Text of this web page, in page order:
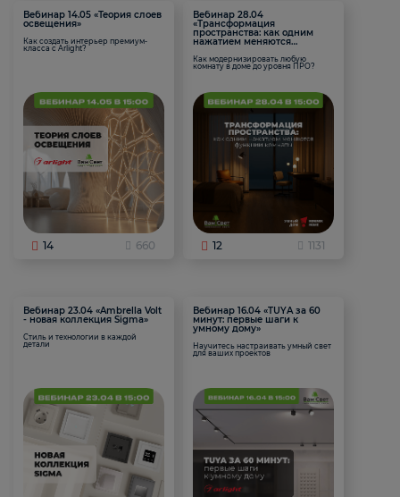
Вебинар 14.05 «Теория слоев
освещения»
Как создать интерьер премиум-
класса с Arlight?
14 660
Вебинар 28.04
«Трансформация
пространства: как одним
нажатием меняются
Как модернизировать любую
комнату в доме до уровня ПРО?
12 1131
Вебинар 23.04 «Ambrella Volt
- новая коллекция Sigma»
Стиль и технологии в каждой
детали
Вебинар 16.04 «TUYA за 60
минут: первые шаги к
умному дому»
Научитесь настраивать умный свет
для ваших проектов